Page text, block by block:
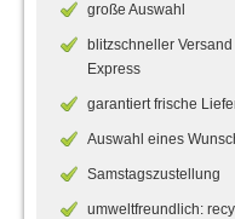
große Auswahl
blitzschneller
Express
garantiert frische
Auswahl eines
Samstagszustellung
umweltfreundlich: